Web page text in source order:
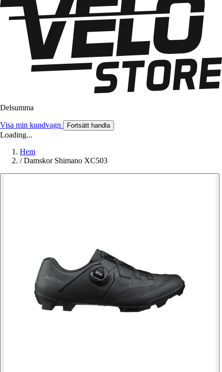
Delsumma
Visa min kundvagn Fortsätt handla
Loading...
Hem
/ Damskor Shimano XC503